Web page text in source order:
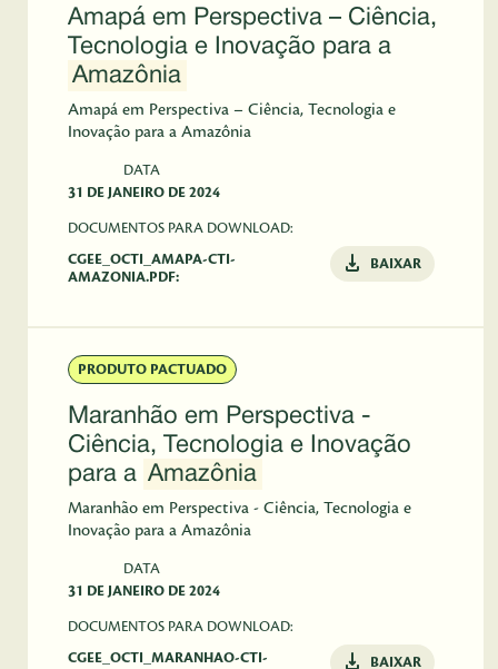
Amapá em Perspectiva – Ciência,
Tecnologia e Inovação para a
Amazônia
Amapá em Perspectiva – Ciência, Tecnologia e
Inovação para a Amazônia
DATA
31 DE JANEIRO DE 2024
DOCUMENTOS PARA DOWNLOAD:
CGEE_OCTI_AMAPA-CTI-
AMAZONIA.PDF:
BAIXAR
PRODUTO PACTUADO
Maranhão em Perspectiva -
Ciência, Tecnologia e Inovação
para a Amazônia
Maranhão em Perspectiva - Ciência, Tecnologia e
Inovação para a Amazônia
DATA
31 DE JANEIRO DE 2024
DOCUMENTOS PARA DOWNLOAD:
CGEE_OCTI_MARANHAO-CTI-
BAIXAR